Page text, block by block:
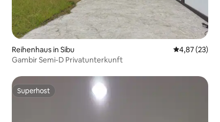
Reihenhaus in Sibu
4,87 (23)
Gambir Semi-D Privatunterkunft
Superhost
Superhost